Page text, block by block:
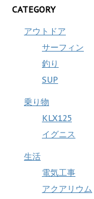
CATEGORY
アウトドア
サーフィン
釣り
SUP
乗り物
KLX125
イグニス
生活
電気工事
アクアリウム